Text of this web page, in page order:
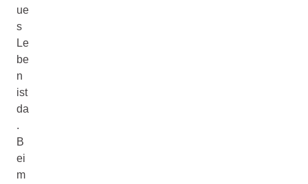
ue
s
Le
be
n
ist
da
.
B
ei
m